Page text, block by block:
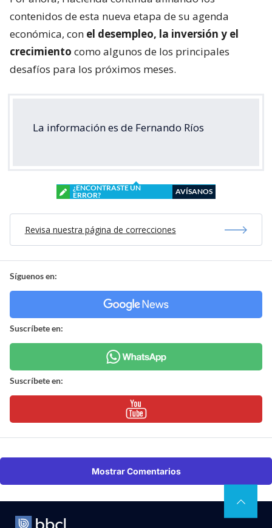
contenidos de esta nueva etapa de su agenda
económica, con el desempleo, la inversión y el
crecimiento como algunos de los principales
desafíos para los próximos meses.
La información es de Fernando Ríos
¿ENCONTRASTE UN
ERROR?
AVÍSANOS
Revisa nuestra página de correcciones
Síguenos en:
Suscríbete en:
Suscríbete en:
Mostrar Comentarios